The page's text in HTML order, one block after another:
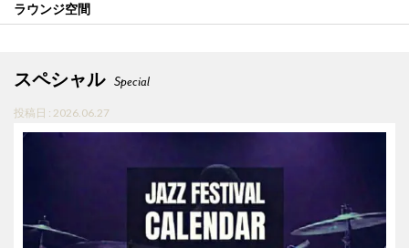
ラウンジ空間
スペシャル Special
投稿日 : 2026.06.27